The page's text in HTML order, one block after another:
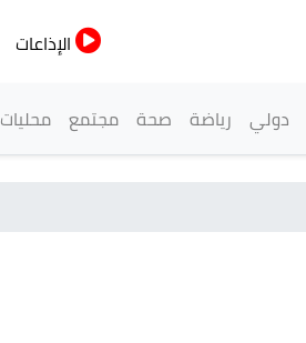
الإذاعات
دولي رياضة صحة مجتمع محليات